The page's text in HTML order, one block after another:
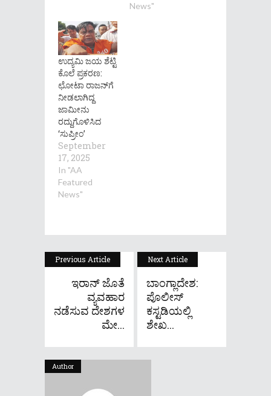
News"
ಉದ್ಯಮಿ ಜಯ ಶೆಟ್ಟಿ
ಕೊಲೆ ಪ್ರಕರಣ:
ಛೋಟಾ ರಾಜನ್‌ಗೆ
ನೀಡಲಾಗಿದ್ದ
ಜಾಮೀನು
ರದ್ದುಗೊಳಿಸಿದ
‘ಸುಪ್ರೀಂ’
September
17, 2025
In "AA
Featured
News"
Previous Article
ಇರಾನ್ ಜೊತೆ
ವ್ಯವಹಾರ
ನಡೆಸುವ ದೇಶಗಳ
ಮೇ...
Next Article
ಬಾಂಗ್ಲಾದೇಶ:
ಪೊಲೀಸ್
ಕಸ್ಟಡಿಯಲ್ಲಿ
ಶೇಖ...
Author